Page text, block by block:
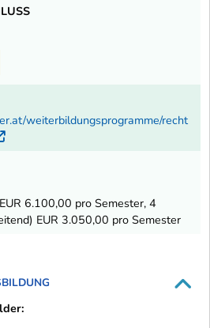
weiterbildungsprogramme/recht
Externer Link
6.100,00 pro Semester, 4
EUR 3.050,00 pro Semester